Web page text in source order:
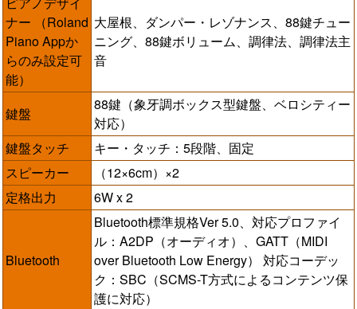
ナー （Roland
Piano Appか
らのみ設定可
能）
大屋根、ダンパー・レゾナンス、88鍵チュー
ニング、88鍵ボリューム、調律法、調律法主
音
鍵盤
88鍵（象牙調ボックス型鍵盤、ベロシティー
対応）
鍵盤タッチ
キー・タッチ：5段階、固定
スピーカー
（12×6cm）×2
定格出力
6W x 2
Bluetooth
Bluetooth標準規格Ver 5.0、対応プロファイ
ル：A2DP（オーディオ）、GATT（MIDI
over Bluetooth Low Energy） 対応コーデッ
ク：SBC（SCMS-T方式によるコンテンツ保
護に対応）